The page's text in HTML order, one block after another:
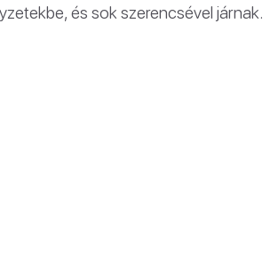
és sok szerencsével járnak.